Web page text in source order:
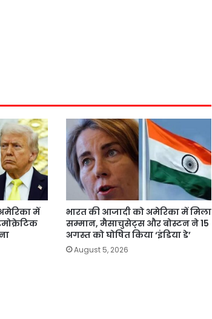
में
भारत की आजादी को अमेरिका में मिला
सम्मान, मैसाचुसेट्स और बोस्टन ने 15
अगस्त को घोषित किया ‘इंडिया डे’
August 5, 2026